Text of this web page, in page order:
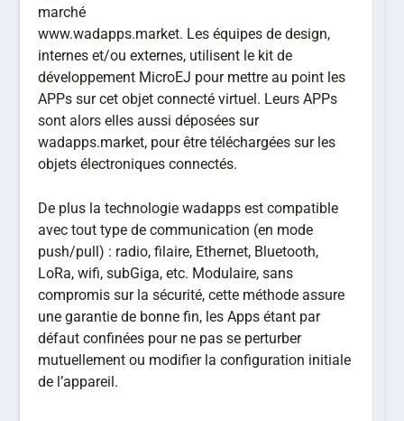
marché
www.wadapps.market. Les équipes de design,
internes et/ou externes, utilisent le kit de
développement MicroEJ pour mettre au point les
APPs sur cet objet connecté virtuel. Leurs APPs
sont alors elles aussi déposées sur
wadapps.market, pour être téléchargées sur les
objets électroniques connectés.
De plus la technologie wadapps est compatible
avec tout type de communication (en mode
push/pull) : radio, filaire, Ethernet, Bluetooth,
LoRa, wifi, subGiga, etc. Modulaire, sans
compromis sur la sécurité, cette méthode assure
une garantie de bonne fin, les Apps étant par
défaut confinées pour ne pas se perturber
mutuellement ou modifier la configuration initiale
de l’appareil.